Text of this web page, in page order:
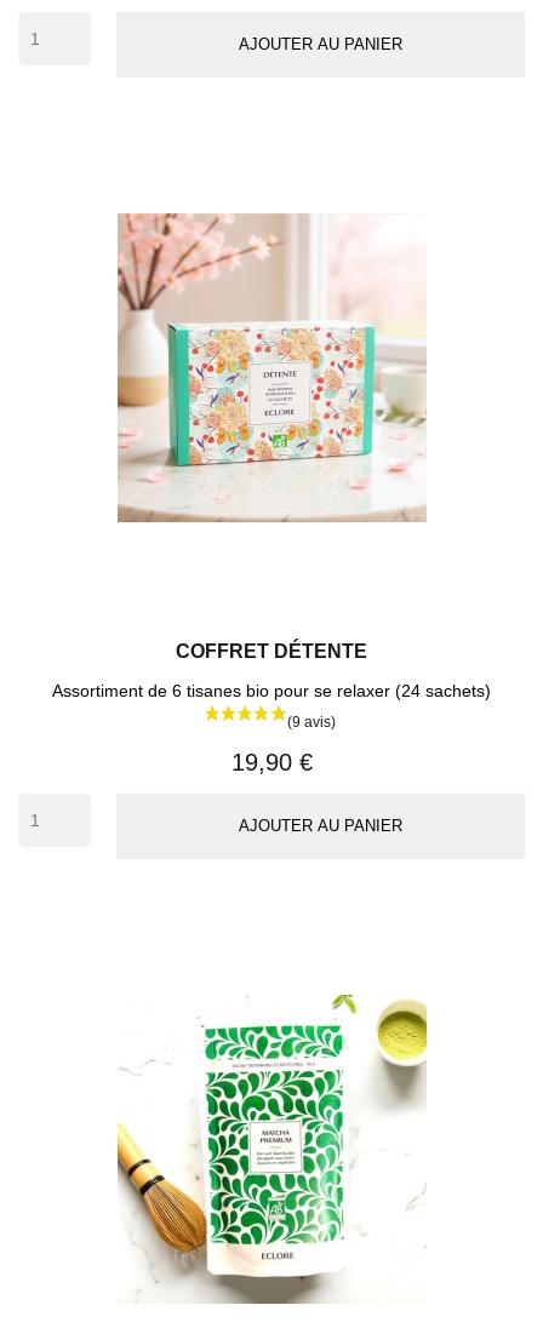
AJOUTER AU PANIER
COFFRET DÉTENTE
Assortiment de 6 tisanes bio pour se relaxer (24 sachets)
19,90 €
AJOUTER AU PANIER